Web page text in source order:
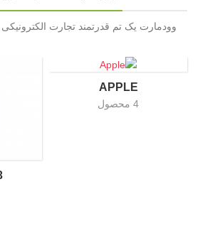
وودمارت یک تم قدرتمند تجارت
APPLE
4 محصول